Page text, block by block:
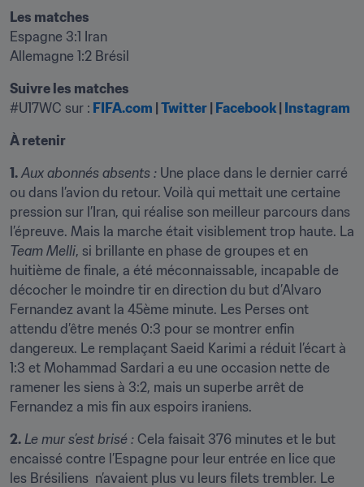
Les matches
Espagne 3:1 Iran
Allemagne 1:2 Brésil
Suivre les matches
#U17WC sur : FIFA.com Twitter Facebook |
Instagram
À retenir
1. Aux abonnés absents : Une place dans le dernier carré
ou dans l’avion du retour. Voilà qui mettait une certaine
pression sur l’Iran, qui réalise son meilleur parcours dans
Team Melli, si brillante en phase de groupes et en
huitième de finale, a été méconnaissable, incapable de
décocher le moindre tir en direction du but d’Alvaro
Fernandez avant la 45ème minute. Les Perses ont
attendu d’être menés 0:3 pour se montrer enfin
dangereux. Le remplaçant Saeid Karimi a réduit l’écart à
1:3 et Mohammad Sardari a eu une occasion nette de
ramener les siens à 3:2, mais un superbe arrêt de
Fernandez a mis fin aux espoirs iraniens.
2. Le mur s’est brisé : Cela faisait 376 minutes et le but
encaissé contre l’Espagne pour leur entrée en lice que
les Brésiliens  n’avaient plus vu leurs filets trembler. Le